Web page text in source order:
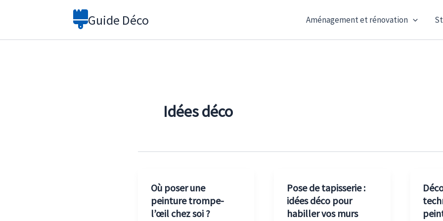
Guide Déco Aménagement et rénovation
Idées déco
Où poser une
peinture trompe-
l’œil chez soi ?
Pose de tapisserie :
idées déco pour
habiller vos murs